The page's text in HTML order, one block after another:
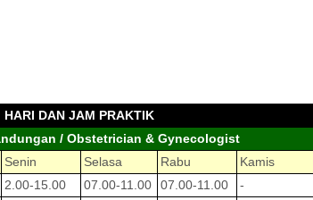
HARI DAN JAM PRAKTIK
/ Obstetrician & Gynecologist
Senin Selasa Rabu Kamis
2.00-15.00 07.00-11.00 07.00-11.00 -